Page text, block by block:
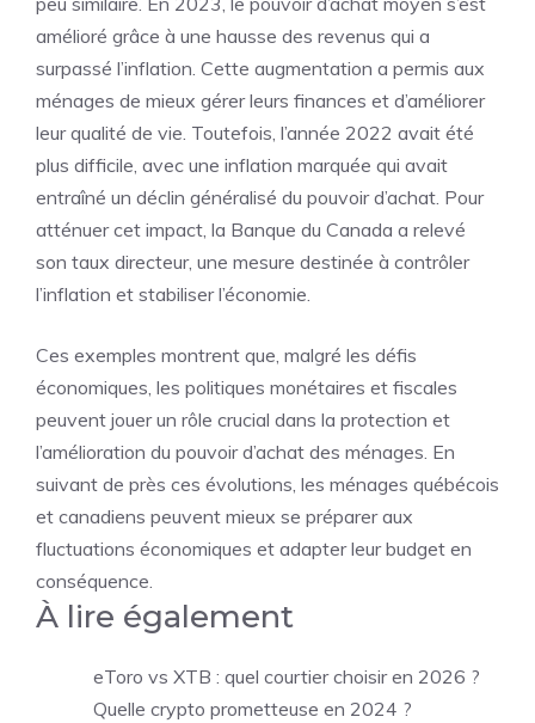
amélioré grâce à une hausse des revenus qui a
surpassé l’inflation. Cette augmentation a permis aux
ménages de mieux gérer leurs finances et d’améliorer
leur qualité de vie. Toutefois, l’année 2022 avait été
plus difficile, avec une inflation marquée qui avait
entraîné un déclin généralisé du pouvoir d’achat. Pour
atténuer cet impact, la Banque du Canada a relevé
son taux directeur, une mesure destinée à contrôler
l’inflation et stabiliser l’économie.
Ces exemples montrent que, malgré les défis
économiques, les politiques monétaires et fiscales
peuvent jouer un rôle crucial dans la protection et
l’amélioration du pouvoir d’achat des ménages. En
suivant de près ces évolutions, les ménages québécois
et canadiens peuvent mieux se préparer aux
fluctuations économiques et adapter leur budget en
conséquence.
À lire également
eToro vs XTB : quel courtier choisir en 2026 ?
Quelle crypto prometteuse en 2024 ?